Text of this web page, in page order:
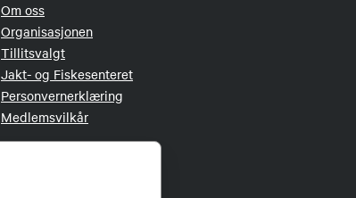
Om oss
Organisasjonen
Tillitsvalgt
Jakt- og Fiskesenteret
Personvernerklæring
Medlemsvilkår